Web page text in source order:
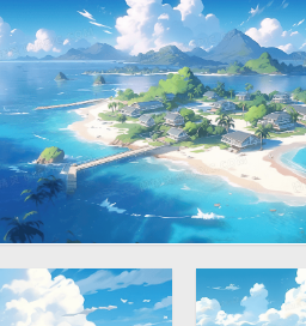
蓝天白云岛屿大海唯美风景